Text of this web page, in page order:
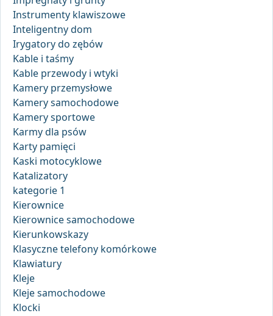
Instrumenty klawiszowe
Inteligentny dom
Irygatory do zębów
Kable i taśmy
Kable przewody i wtyki
Kamery przemysłowe
Kamery samochodowe
Kamery sportowe
Karmy dla psów
Karty pamięci
Kaski motocyklowe
Katalizatory
kategorie 1
Kierownice
Kierownice samochodowe
Kierunkowskazy
Klasyczne telefony komórkowe
Klawiatury
Kleje
Kleje samochodowe
Klocki